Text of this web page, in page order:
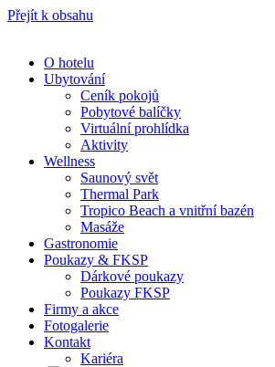
Přejít k obsahu
O hotelu
Ubytování
Ceník pokojů
Pobytové balíčky
Virtuální prohlídka
Aktivity
Wellness
Saunový svět
Thermal Park
Tropico Beach a vnitřní bazén
Masáže
Gastronomie
Poukazy & FKSP
Dárkové poukazy
Poukazy FKSP
Firmy a akce
Fotogalerie
Kontakt
Kariéra